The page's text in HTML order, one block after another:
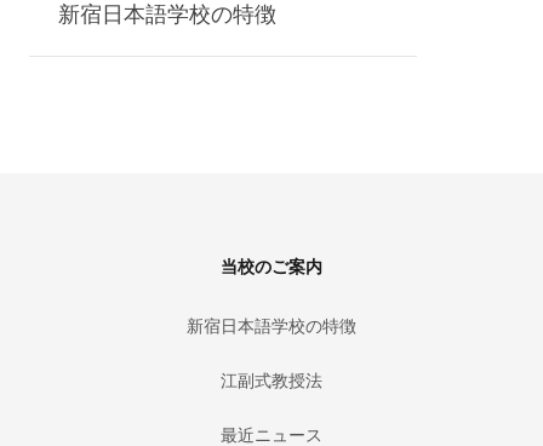
新宿日本語学校の特徴
当校のご案内
新宿日本語学校の特徴
江副式教授法
最近ニュース